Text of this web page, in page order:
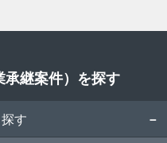
継案件）を探す
す